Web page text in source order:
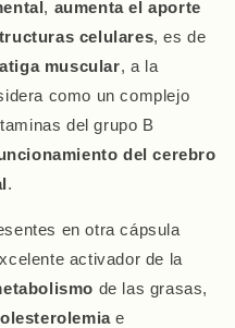
, aumenta el aporte
celulares, es de
muscular, a la
como un complejo
del grupo B
del cerebro
.
en otra cápsula
activador de la
de las grasas,
e